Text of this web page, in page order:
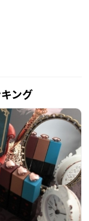
ング